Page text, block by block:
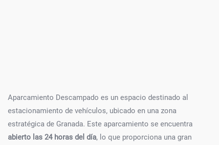
Aparcamiento Descampado es un espacio destinado al
estacionamiento de vehículos, ubicado en una zona
estratégica de Granada. Este aparcamiento se encuentra
abierto las 24 horas del día, lo que proporciona una gran